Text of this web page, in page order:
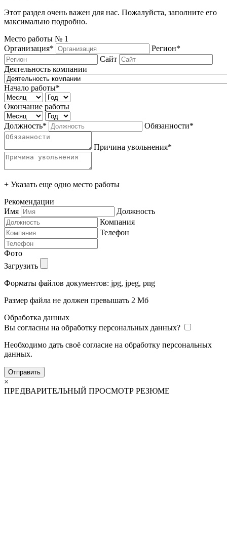
Этот раздел очень важен для нас. Пожалуйста, заполните его
максимально подробно.
Место работы № 1
Организация*
Регион*
Сайт
Деятельность компании
Начало работы*
Окончание работы
Должность* Обязанности*
Причина увольнения*
+ Указать еще одно место работы
Рекомендации
Имя
Должность
Компания
Телефон
Фото
Загрузить
Форматы файлов документов: jpg, jpeg, png
Размер файла не должен превышать 2 Мб
Обработка данных
Вы согласны на обработку персональных данных?
Необходимо дать своё согласие на обработку персональных
данных.
Отправить
×
ПРЕДВАРИТЕЛЬНЫЙ ПРОСМОТР РЕЗЮМЕ